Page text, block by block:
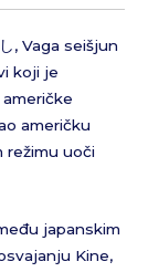
, Vaga seišjun
koji je
američku
režimu uoči
japanskim
Kine,